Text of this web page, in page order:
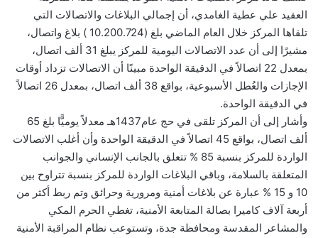
العقيد علي عطية الغامدي، أن إجمالي البلاغات والاتصالات التي
تلقاها المركز خلال العام الماضي بلغ (10.200.724 ) بلاغ واتصال،
مشيرًا إلى أن عدد الاتصالات اليومية للمركز يبلغ 31 ألف اتصال،
بمعدل 22 اتصالاً في الدقيقة الواحدة مبينًا أن الاتصالات تزداد أوقات
الإجازات والعُطل الأسبوعية، بواقع 38 ألف اتصال، بمعدل 26 اتصالاً
في الدقيقة الواحدة.
وأشار إلى أن المركز تلقى في حج عام1437هـ معدلاً يوميًّا بلغ 65
ألف اتصال، بواقع 45 اتصالاً في الدقيقة الواحدة وأن أغلب الاتصالات
الواردة للمركز بنسبة 85 % تتعلق بالجانب الإنساني والجوانب
المتعلقة بالسلامة، وباقي البلاغات الواردة للمركز بنسبة تتراوح بين
10 و 15 % عبارة عن بلاغات أمنية ومرورية وحرائق وتم ربط أكثر من
أربعة آلاف كاميرا بصالة المتابعة الأمنية، تغطي الحرم المكي
والمشاعر المقدسة ومحافظة جدة، وتستوعب نظام المراقبة الأمنية